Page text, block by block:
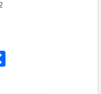
O